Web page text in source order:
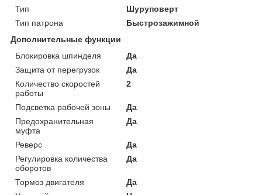
Тип
Шуруповерт
Тип патрона
Быстрозажимной
Дополнительные функции
Блокировка шпинделя
Да
Защита от перегрузок
Да
Количество скоростей
работы
2
Подсветка рабочей зоны
Да
Предохранительная
муфта
Да
Реверс
Да
Регулировка количества
оборотов
Да
Тормоз двигателя
Да